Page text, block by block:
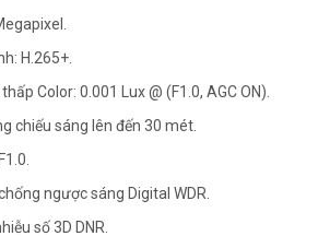
H.265+.
Color: 0.001 Lux @ (F1.0, AGC ON).
chiếu sáng lên đến 30 mét.
ngược sáng Digital WDR.
số 3D DNR.